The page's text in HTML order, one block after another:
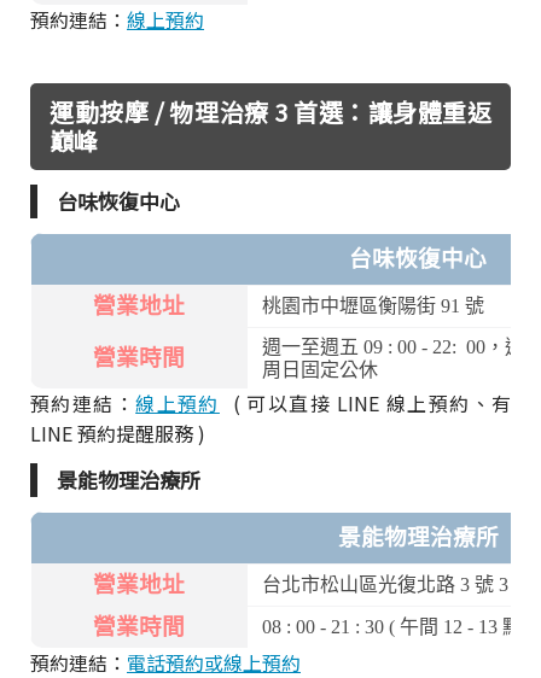
預約連結： 線上預約
運動按摩 / 物理治療 3 首選：讓身體重返
巔峰
台味恢復中心
台味恢復中心
營業地址
桃園市中壢區衡陽街 91 號
營業時間
週一至週五 09 : 00 - 22: 00，週
周日固定公休
預約連結：線上預約
( 可以直接 LINE 線上預約、有
LINE 預約提醒服務 )
景能物理治療所
景能物理治療所
營業地址
台北市松山區光復北路 3 號 3 樓
營業時間 08 : 00 - 21 : 30 ( 午間 12 - 13 點
預約連結： 電話預約或線上預約